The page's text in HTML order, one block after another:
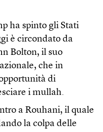
ha spinto gli Stati
è circondato da
Bolton, il suo
che in
di
i mullah.
a Rouhani, il quale
la colpa delle